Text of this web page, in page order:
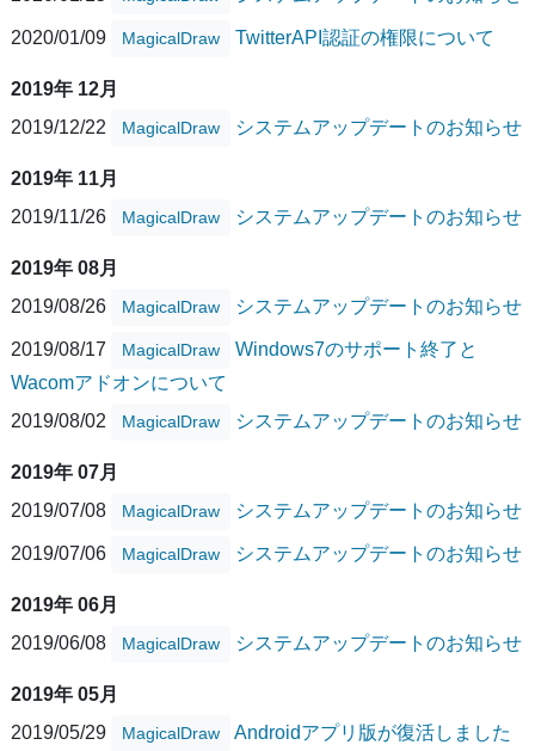
2020/01/09 MagicalDraw TwitterAPI認証の権限について
2019年 12月
2019/12/22
MagicalDraw システムアップデートのお知らせ
2019年 11月
2019/11/26
MagicalDraw システムアップデートのお知らせ
2019年 08月
2019/08/26
MagicalDraw システムアップデートのお知らせ
2019/08/17 MagicalDraw
Windows7のサポート終了と
Wacomアドオンについて
2019/08/02
MagicalDraw システムアップデートのお知らせ
2019年 07月
2019/07/08
MagicalDraw システムアップデートのお知らせ
2019/07/06 MagicalDraw システムアップデートのお知らせ
2019年 06月
2019/06/08
MagicalDraw システムアップデートのお知らせ
2019年 05月
2019/05/29
MagicalDraw Androidアプリ版が復活しました